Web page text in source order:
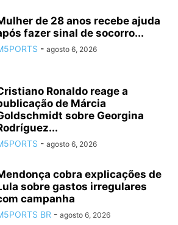
de 28 anos recebe ajuda
fazer sinal de socorro...
- agosto 6, 2026
Ronaldo reage a
de Márcia
sobre Georgina
- agosto 6, 2026
cobra explicações de
sobre gastos irregulares
campanha
BR - agosto 6, 2026